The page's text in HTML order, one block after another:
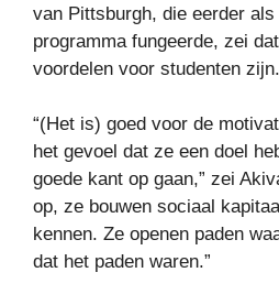
van Pittsburgh, die eerder
programma fungeerde, zei
voordelen voor studenten zijn.
“(Het is) goed voor de
het gevoel dat ze een doel
goede kant op gaan,” zei
op, ze bouwen sociaal
kennen. Ze openen paden
dat het paden waren.”